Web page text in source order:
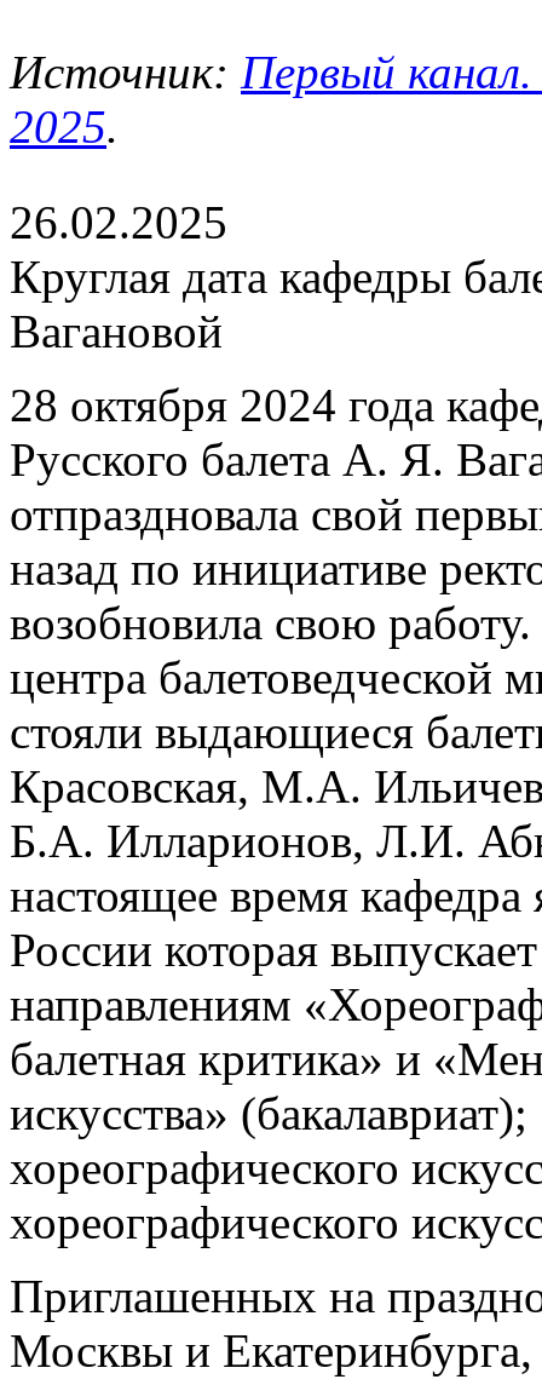
Источник: Первый
2025.
26.02.2025
Круглая дата кафедры
Вагановой
28 октября 2024 года
Русского балета А. Я.
отпраздновала свой
назад по инициативе
возобновила свою
центра балетоведческой
стояли выдающиеся
Красовская, М.А.
Б.А. Илларионов, Л.И.
настоящее время кафедра
России которая
направлениям
балетная критика» и
искусства»
хореографического
хореографического
Приглашенных на
Москвы и